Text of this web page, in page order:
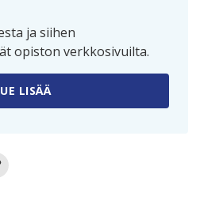
ja siihen
opiston verkkosivuilta.
LISÄÄ